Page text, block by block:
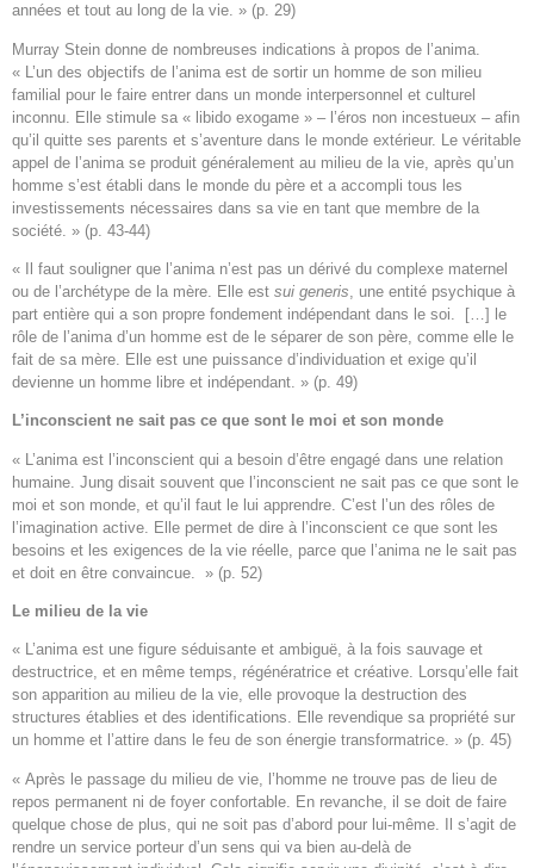
années et tout au long de la vie. » (p. 29)
Murray Stein donne de nombreuses indications à propos de l’anima.
« L’un des objectifs de l’anima est de sortir un homme de son milieu
familial pour le faire entrer dans un monde interpersonnel et culturel
inconnu. Elle stimule sa « libido exogame » – l’éros non incestueux – afin
qu’il quitte ses parents et s’aventure dans le monde extérieur. Le véritable
appel de l’anima se produit généralement au milieu de la vie, après qu’un
homme s’est établi dans le monde du père et a accompli tous les
investissements nécessaires dans sa vie en tant que membre de la
société. » (p. 43-44)
« Il faut souligner que l’anima n’est pas un dérivé du complexe maternel
ou de l’archétype de la mère. Elle est sui generis , une entité psychique à
part entière qui a son propre fondement indépendant dans le soi. […] le
rôle de l’anima d’un homme est de le séparer de son père, comme elle le
fait de sa mère. Elle est une puissance d’individuation et exige qu’il
devienne un homme libre et indépendant. » (p. 49)
L’inconscient ne sait pas ce que sont le moi et son monde
« L’anima est l’inconscient qui a besoin d’être engagé dans une relation
humaine. Jung disait souvent que l’inconscient ne sait pas ce que sont le
moi et son monde, et qu’il faut le lui apprendre. C’est l’un des rôles de
l’imagination active. Elle permet de dire à l’inconscient ce que sont les
besoins et les exigences de la vie réelle, parce que l’anima ne le sait pas
et doit en être convaincue. » (p. 52)
Le milieu de la vie
« L’anima est une figure séduisante et ambiguë, à la fois sauvage et
destructrice, et en même temps, régénératrice et créative. Lorsqu’elle fait
son apparition au milieu de la vie, elle provoque la destruction des
structures établies et des identifications. Elle revendique sa propriété sur
un homme et l’attire dans le feu de son énergie transformatrice. » (p. 45)
« Après le passage du milieu de vie, l’homme ne trouve pas de lieu de
repos permanent ni de foyer confortable. En revanche, il se doit de faire
quelque chose de plus, qui ne soit pas d’abord pour lui-même. Il s’agit de
rendre un service porteur d’un sens qui va bien au-delà de